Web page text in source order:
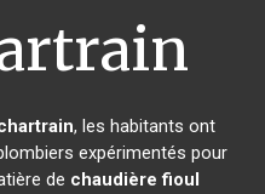
, les habitants ont
expérimentés pour
de chaudière fioul